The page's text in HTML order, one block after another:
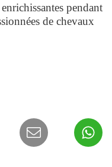
pendant
de chevaux